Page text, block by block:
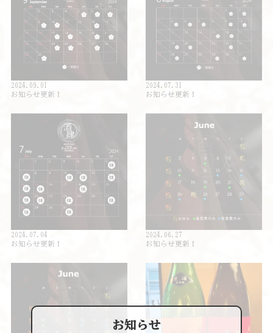
2024.09.01
お知らせ更新！
2024.07.31
お知らせ更新！
2024.07.04
お知らせ更新！
2024.06.27
お知らせ更新！
お知らせ